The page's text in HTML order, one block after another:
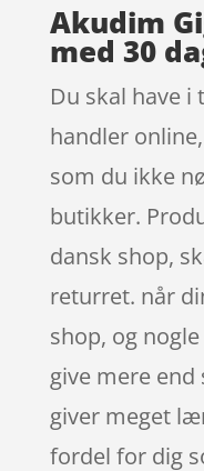
Akudim
med 30
Du skal have i
handler
som du ikke
butikker.
dansk shop,
returret. når
shop, og
give mere
giver meget
fordel for dig